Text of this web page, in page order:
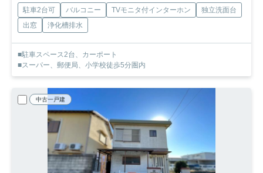
駐車2台可 バルコニー TVモニタ付インターホン
独立洗面台
出窓
浄化槽排水
■駐車スペース2台、カーポート
■スーパー、郵便局、小学校徒歩5分圏内
中古一戸建